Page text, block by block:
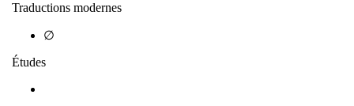
Traductions modernes
∅
Études